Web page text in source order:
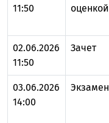
11:50
оценкой
02.06.2026
11:50
Зачет
03.06.2026
14:00
Экзамен